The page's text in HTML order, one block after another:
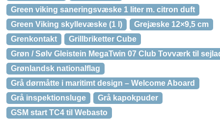
Green viking saneringsvæske 1 liter m. citron duft
Green Viking skyllevæske (1 l)
Grejæske 12×9,5 cm
Grenkontakt
Grillbriketter Cube
Grøn / Sølv Gleistein MegaTwin 07 Club Tovværk til
Grønlandsk nationalflag
Grå dørmåtte i maritimt design – Welcome Aboard
Grå inspektionsluge
Grå kapokpuder
GSM start TC4 til Webasto